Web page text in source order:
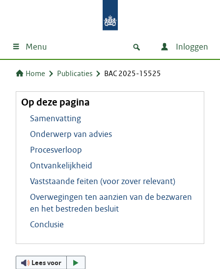
Menu Inloggen
Home Publicaties BAC 2025-15525
Op deze pagina
Samenvatting
Onderwerp van advies
Procesverloop
Ontvankelijkheid
Vaststaande feiten (voor zover relevant)
Overwegingen ten aanzien van de bezwaren
en het bestreden besluit
Conclusie
Lees voor